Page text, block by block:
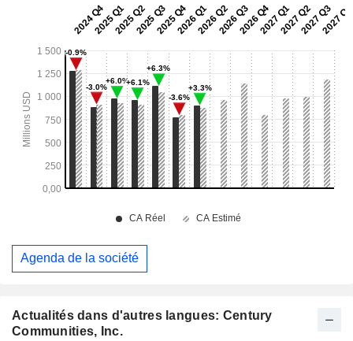
Actualités dans d'autres langues: Century
Communities, Inc.
Agenda de la société